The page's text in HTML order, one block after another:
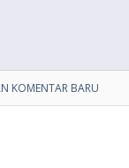
KOMENTAR BARU